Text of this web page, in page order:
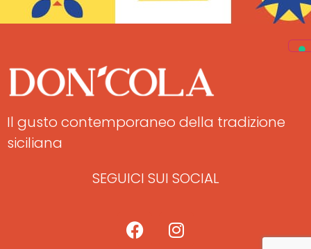
Il gusto contemporaneo della tradizione
siciliana
SEGUICI SUI SOCIAL